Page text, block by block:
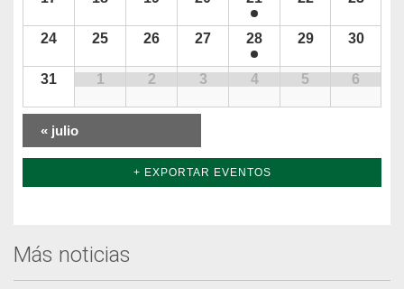
24 25 26 27 28 29 30
31 1 2 3 4 5 6
« julio
+ EXPORTAR EVENTOS
Más noticias